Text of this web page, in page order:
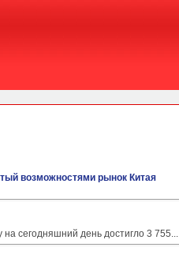
возможностями рынок Китая
сегодняшний день достигло 3 755...